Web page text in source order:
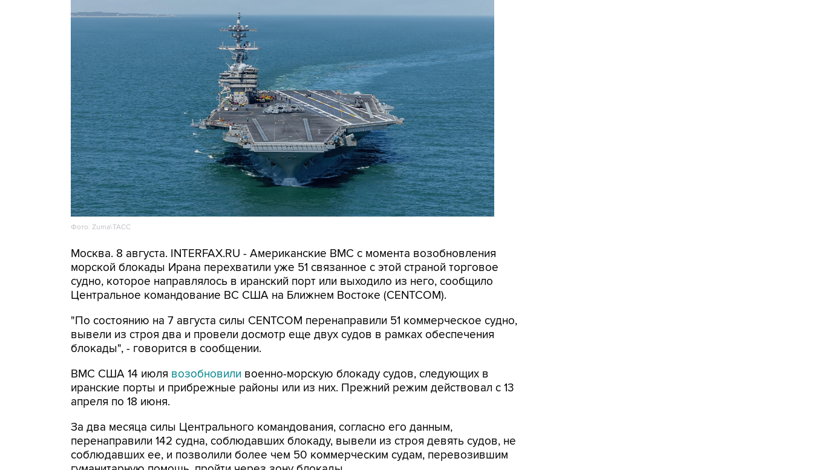
Фото: Zuma\ТАСС
Москва. 8 августа. INTERFAX.RU - Американские ВМС с момента возобновления
морской блокады Ирана перехватили уже 51 связанное с этой страной торговое
судно, которое направлялось в иранский порт или выходило из него, сообщило
Центральное командование ВС США на Ближнем Востоке (CENTCOM).
"По состоянию на 7 августа силы CENTCOM перенаправили 51 коммерческое судно,
вывели из строя два и провели досмотр еще двух судов в рамках обеспечения
блокады", - говорится в сообщении.
ВМС США 14 июля возобновили военно-морскую блокаду судов, следующих в
иранские порты и прибрежные районы или из них. Прежний режим действовал с 13
апреля по 18 июня.
За два месяца силы Центрального командования, согласно его данным,
перенаправили 142 судна, соблюдавших блокаду, вывели из строя девять судов, не
соблюдавших ее, и позволили более чем 50 коммерческим судам, перевозившим